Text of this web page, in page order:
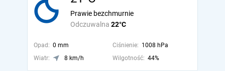
Odczuwalna 22°C
Prawie bezchmurnie
Opad: 0 mm Ciśnienie: 1008 hPa
Wiatr:
8 km/h Wilgotność: 44%